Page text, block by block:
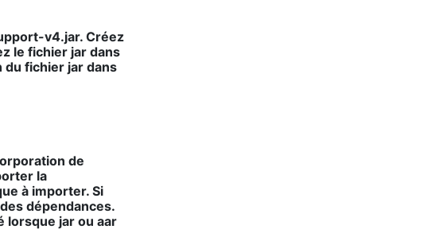
v4.jar. Créez
le fichier jar dans
du fichier jar dans
de
la
à importer. Si
dépendances.
lorsque jar ou aar